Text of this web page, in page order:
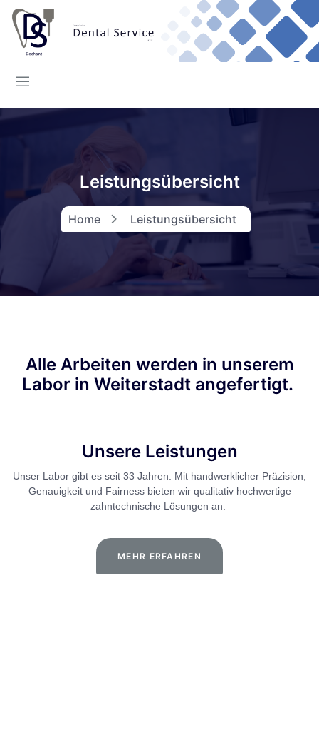
Leistungsübersicht
Home Leistungsübersicht
Alle Arbeiten werden in unserem
Labor in Weiterstadt angefertigt.
Unsere Leistungen
Unser Labor gibt es seit 33 Jahren. Mit handwerklicher Präzision,
Genauigkeit und Fairness bieten wir qualitativ hochwertige
zahntechnische Lösungen an.
MEHR ERFAHREN